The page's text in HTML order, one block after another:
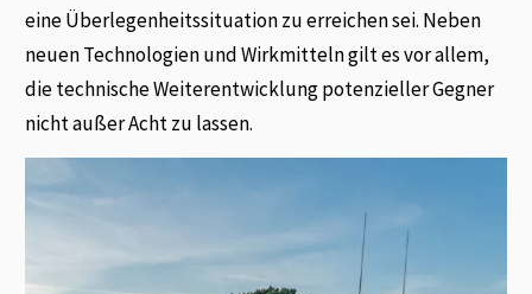
eine Überlegenheitssituation zu erreichen sei. Neben
neuen Technologien und Wirkmitteln gilt es vor allem,
die technische Weiterentwicklung potenzieller Gegner
nicht außer Acht zu lassen.